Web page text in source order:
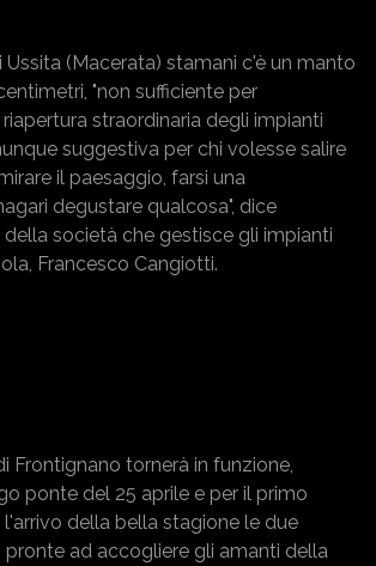
Ussita (Macerata) stamani c'è un manto
"non sufficiente per
straordinaria degli impianti
suggestiva per chi volesse salire
il paesaggio, farsi una
degustare qualcosa", dice
società che gestisce gli impianti
Francesco Cangiotti.
Frontignano tornerà in funzione,
ponte del 25 aprile e per il primo
della bella stagione le due
pronte ad accogliere gli amanti della